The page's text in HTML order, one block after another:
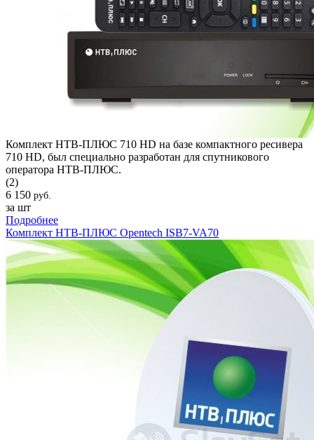
Комплект НТВ-ПЛЮС 710 HD на базе компактного ресивера
710 HD, был специально разработан для спутникового
оператора НТВ-ПЛЮС.
(2)
6 150 руб.
за шт
Подробнее
Комплект НТВ-ПЛЮС Opentech ISB7-VA70